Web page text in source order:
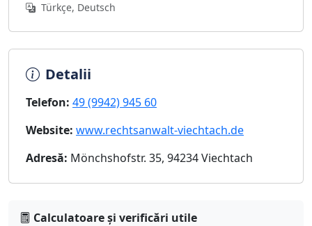
Türkçe, Deutsch
Detalii
Telefon: 49 (9942) 945 60
Website: www.rechtsanwalt-viechtach.de
Adresă: Mönchshofstr. 35, 94234 Viechtach
Calculatoare și verificări utile